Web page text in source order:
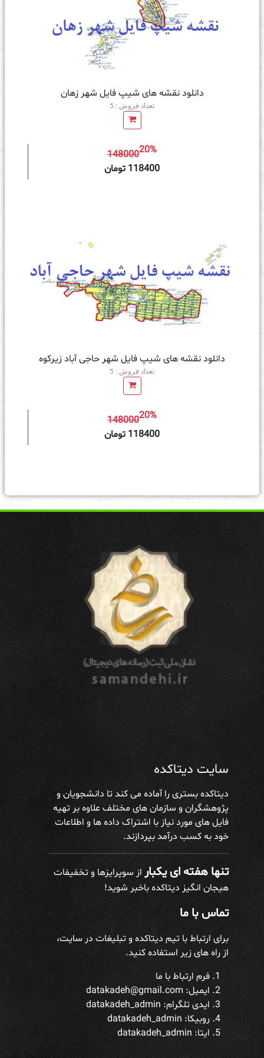
دانلود نقشه های شیپ فایل شهر زهان
تعداد فروش : 5
14800020%
118400 تومان
دانلود نقشه های شیپ فایل شهر حاجی آباد زیرکوه
تعداد فروش : 5
14800020%
118400 تومان
سایت دیتاکده
دیتاکده بستری را آماده می کند تا دانشجویان و
پژوهشگران و سازمان های مختلف علاوه بر تهیه
فایل های مورد نیاز با اشتراک داده ها و اطلاعات
خود به کسب درآمد بپردازند.
تنها هفته ای یکباراز سوپرایزها و تخفیفات
هیجان انگیز دیتاکده باخبر شوید!
تماس با ما
برای ارتباط با تیم دیتاکده و تبلیغات در سایت،
از راه های زیر استفاده کنید.
فرم ارتباط با ما
ایمیل: datakadeh@gmail.com
ایدی تلگرام:datakadeh_admin
روبیکا: datakadeh_admin
ایتا: datakadeh_admin